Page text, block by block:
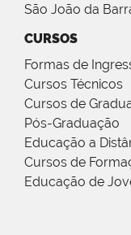
São João da
CURSOS
Formas de
Cursos Técnicos
Cursos de
Pós-Graduação
Educação a
Cursos de
Educação de